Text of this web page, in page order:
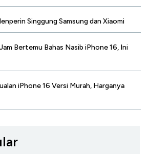
Singgung Samsung dan Xiaomi
Bertemu Bahas Nasib iPhone 16, Ini
iPhone 16 Versi Murah, Harganya